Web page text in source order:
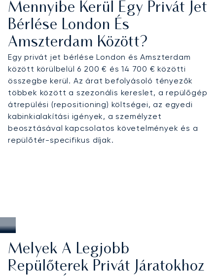
Mennyibe Kerül Egy Privát Jet
Bérlése London És
Amszterdam Között?
Egy privát jet bérlése London és Amszterdam
között körülbelül 6 200 € és 14 700 € közötti
összegbe kerül. Az árat befolyásoló tényezők
többek között a szezonális kereslet, a repülőgép
átrepülési (repositioning) költségei, az egyedi
kabinkialakítási igények, a személyzet
beosztásával kapcsolatos követelmények és a
repülőtér-specifikus díjak.
Melyek A Legjobb
Repülőterek Privát Járatokhoz